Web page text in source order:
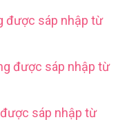
được sáp nhập từ
được sáp nhập từ
sáp nhập từ